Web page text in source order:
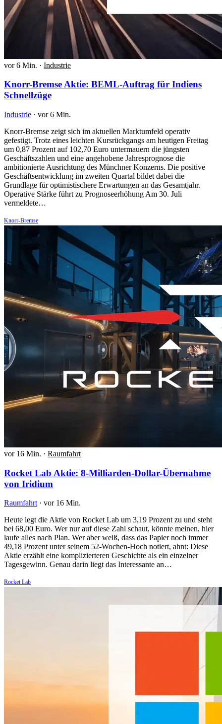
vor 6 Min. · Industrie
Knorr-Bremse Aktie: BEML-Auftrag für Indiens
Schnellzüge
Industrie · vor 6 Min.
Knorr-Bremse zeigt sich im aktuellen Marktumfeld operativ
gefestigt. Trotz eines leichten Kursrückgangs am heutigen Freitag
um 0,87 Prozent auf 102,70 Euro untermauern die jüngsten
Geschäftszahlen und eine angehobene Jahresprognose die
ambitionierte Ausrichtung des Münchner Konzerns. Die positive
Geschäftsentwicklung im zweiten Quartal bildet dabei die
Grundlage für optimistischere Erwartungen an das Gesamtjahr.
Operative Stärke führt zu Prognoseerhöhung Am 30. Juli
vermeldete…
Knorr-Bremse
vor 16 Min. · Raumfahrt
Rocket Lab Aktie: 8-Milliarden-Dollar-Übernahme
von Iridium
Raumfahrt · vor 16 Min.
Heute legt die Aktie von Rocket Lab um 3,19 Prozent zu und steht
bei 68,00 Euro. Wer nur auf diese Zahl schaut, könnte meinen, hier
laufe alles nach Plan. Wer aber weiß, dass das Papier noch immer
49,18 Prozent unter seinem 52-Wochen-Hoch notiert, ahnt: Diese
Aktie erzählt eine komplizierteren Geschichte als ein einzelner
Tagesgewinn. Genau darin liegt das Interessante an…
Rocket Lab